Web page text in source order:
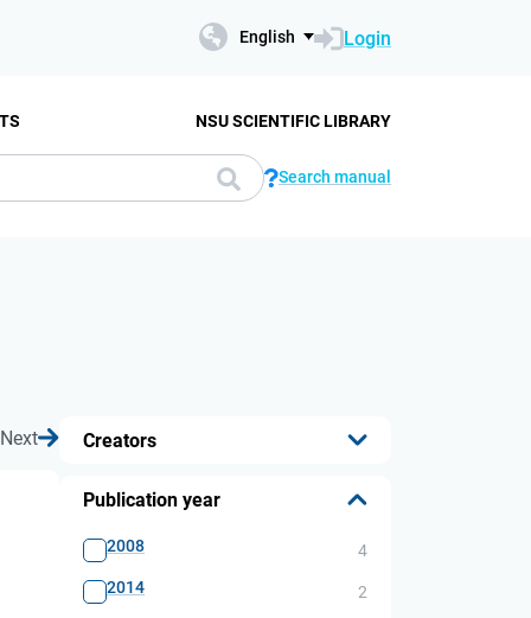
English Login
NSU SCIENTIFIC LIBRARY
Search manual
Next Creators
Publication year
2008
4
2014
2